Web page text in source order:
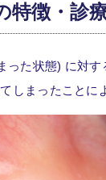
特徴・診
た状態) に対
しまったことに